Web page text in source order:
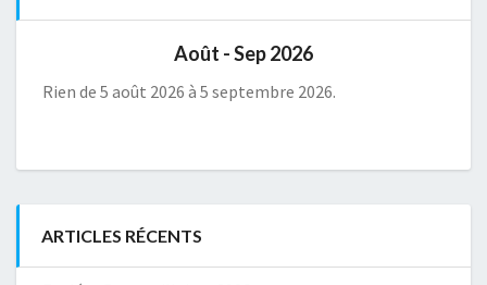
Août - Sep 2026
Rien de 5 août 2026 à 5 septembre 2026.
ARTICLES RÉCENTS